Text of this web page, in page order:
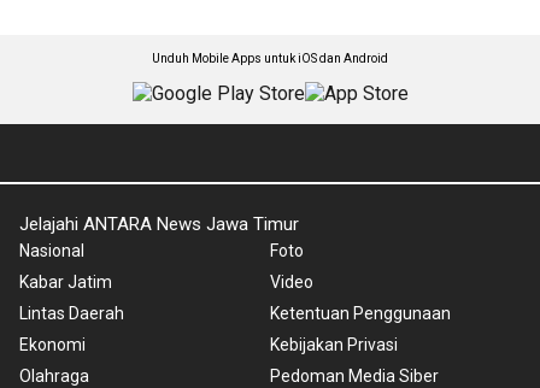
Unduh Mobile Apps untuk iOS dan Android
Jelajahi ANTARA News Jawa Timur
Nasional
Kabar Jatim
Lintas Daerah
Ekonomi
Olahraga
Foto
Video
Ketentuan Penggunaan
Kebijakan Privasi
Pedoman Media Siber